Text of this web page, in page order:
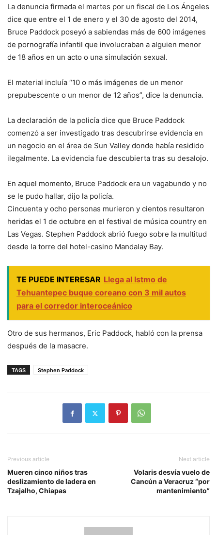
La denuncia firmada el martes por un fiscal de Los Ángeles
dice que entre el 1 de enero y el 30 de agosto del 2014,
Bruce Paddock poseyó a sabiendas más de 600 imágenes
de pornografía infantil que involucraban a alguien menor
de 18 años en un acto o una simulación sexual.
El material incluía “10 o más imágenes de un menor
prepubescente o un menor de 12 años”, dice la denuncia.
La declaración de la policía dice que Bruce Paddock
comenzó a ser investigado tras descubrirse evidencia en
un negocio en el área de Sun Valley donde había residido
ilegalmente. La evidencia fue descubierta tras su desalojo.
En aquel momento, Bruce Paddock era un vagabundo y no
se le pudo hallar, dijo la policía.
Cincuenta y ocho personas murieron y cientos resultaron
heridas el 1 de octubre en el festival de música country en
Las Vegas. Stephen Paddock abrió fuego sobre la multitud
desde la torre del hotel-casino Mandalay Bay.
TE PUEDE INTERESAR Llega al Istmo de
Tehuantepec buque coreano con 3 mil autos
para el corredor interoceánico
Otro de sus hermanos, Eric Paddock, habló con la prensa
después de la masacre.
TAGS Stephen Paddock
Previous article
Mueren cinco niños tras
deslizamiento de ladera en
Tzajalho, Chiapas
Next article
Volaris desvía vuelo de
Cancún a Veracruz “por
mantenimiento”